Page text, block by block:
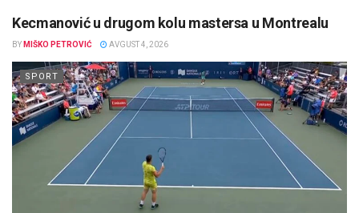
Kecmanović u drugom kolu mastersa u Montrealu
BY MIŠKO PETROVIĆ AVGUST 4, 2026
SPORT